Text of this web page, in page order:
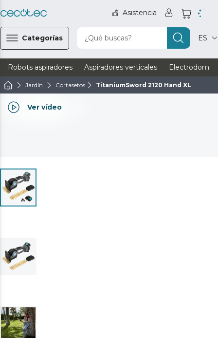
Asistencia
Categorías ¿Qué buscas? ES
Robots aspiradores Aspiradores verticales
Jardín Cortasetos TitaniumSword 2120 Hand XL
Ver vídeo